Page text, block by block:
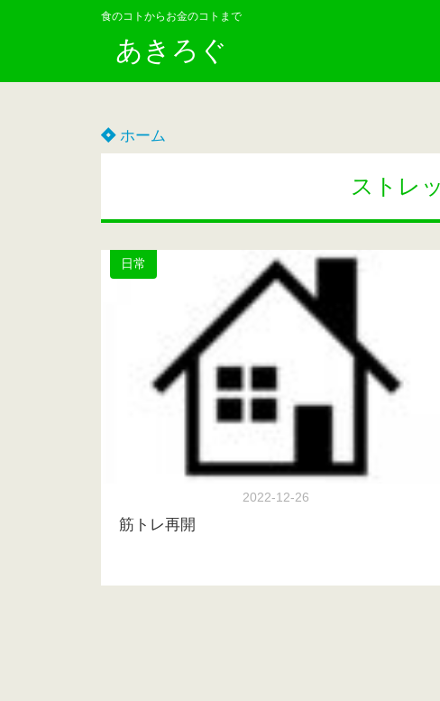
食のコトからお金のコトまで
あきろぐ
ホーム
ストレ
日常
2022-12-26
筋トレ再開